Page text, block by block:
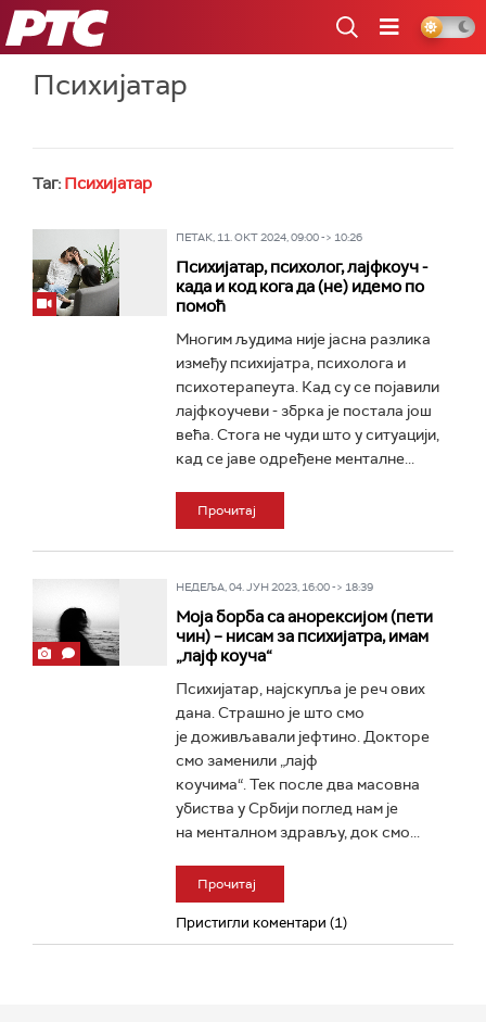
РТС
Психијатар
Таг: Психијатар
ПЕТАК, 11. ОКТ 2024, 09:00 -> 10:26
Психијатар, психолог, лајфкоуч -
када и код кога да (не) идемо по
помоћ
Многим људима није јасна разлика
између психијатра, психолога и
психотерапеута. Кад су се појавили
лајфкоучеви - збрка је постала још
већа. Стога не чуди што у ситуацији,
кад се јаве одређене менталне...
Прочитај
НЕДЕЉА, 04. ЈУН 2023, 16:00 -> 18:39
Моја борба са анорексијом (пети
чин) – нисам за психијатра, имам
„лајф коуча“
Психијатар, најскупља је реч ових
дана. Страшно је што смо
је доживљавали јефтино. Докторе
смо заменили „лајф
коучима“. Тек после два масовна
убиства у Србији поглед нам је
на менталном здрављу, док смо...
Прочитај
Пристигли коментари (1)